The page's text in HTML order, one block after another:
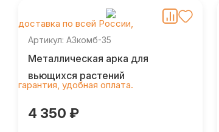
Артикул: АЗкомб-35
Металлическая арка для
вьющихся растений
4 350 ₽